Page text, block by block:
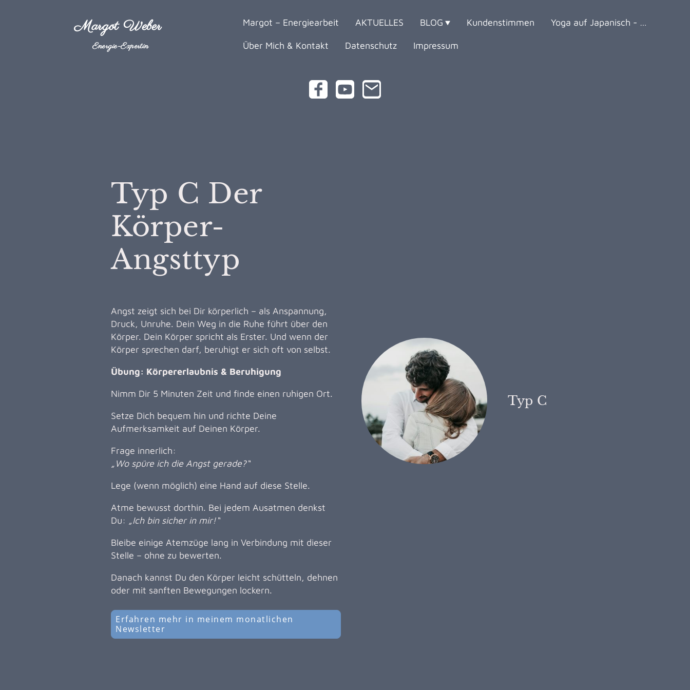
Margot Weber
Energie-Expertin
Margot – Energiearbeit AKTUELLES BLOG Kundenstimmen Yoga auf Japanisch - Makko Ho in Schopfheim
Über Mich & Kontakt Datenschutz Impressum
Typ C Der
Körper-
Angsttyp
Angst zeigt sich bei Dir körperlich – als Anspannung,
Druck, Unruhe. Dein Weg in die Ruhe führt über den
Körper. Dein Körper spricht als Erster. Und wenn der
Körper sprechen darf, beruhigt er sich oft von selbst.
Übung: Körpererlaubnis & Beruhigung
Nimm Dir 5 Minuten Zeit und finde einen ruhigen Ort.
Setze Dich bequem hin und richte Deine
Aufmerksamkeit auf Deinen Körper.
Frage innerlich:
„Wo spüre ich die Angst gerade?“
Lege (wenn möglich) eine Hand auf diese Stelle.
Atme bewusst dorthin. Bei jedem Ausatmen denkst
Du: „Ich bin sicher in mir!“
Bleibe einige Atemzüge lang in Verbindung mit dieser
Stelle – ohne zu bewerten.
Danach kannst Du den Körper leicht schütteln, dehnen
oder mit sanften Bewegungen lockern.
Erfahren mehr in meinem monatlichen
Newsletter
Typ C